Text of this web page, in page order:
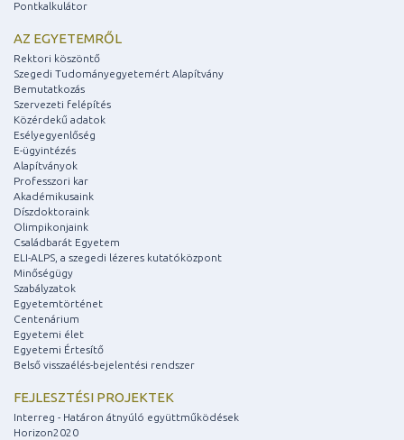
Pontkalkulátor
AZ EGYETEMRŐL
Rektori köszöntő
Szegedi Tudományegyetemért Alapítvány
Bemutatkozás
Szervezeti felépítés
Közérdekű adatok
Esélyegyenlőség
E-ügyintézés
Alapítványok
Professzori kar
Akadémikusaink
Díszdoktoraink
Olimpikonjaink
Családbarát Egyetem
ELI-ALPS, a szegedi lézeres kutatóközpont
Minőségügy
Szabályzatok
Egyetemtörténet
Centenárium
Egyetemi élet
Egyetemi Értesítő
Belső visszaélés-bejelentési rendszer
FEJLESZTÉSI PROJEKTEK
Interreg - Határon átnyúló együttműködések
Horizon2020